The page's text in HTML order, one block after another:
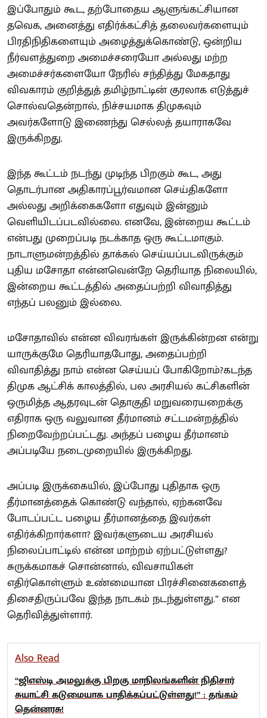
இப்போதும் கூட, தற்போதைய ஆளுங்கட்சியான
தவெக, அனைத்து எதிர்க்கட்சித் தலைவர்களையும்
பிரதிநிதிகளையும் அழைத்துக்கொண்டு, ஒன்றிய
நீர்வளத்துறை அமைச்சரையோ அல்லது மற்ற
அமைச்சர்களையோ நேரில் சந்தித்து மேகதாது
விவகாரம் குறித்துத் தமிழ்நாட்டின் குரலாக எடுத்துச்
சொல்வதென்றால், நிச்சயமாக திமுகவும்
அவர்களோடு இணைந்து செல்லத் தயாராகவே
இருக்கிறது.
இந்த கூட்டம் நடந்து முடிந்த பிறகும் கூட, அது
தொடர்பான அதிகாரப்பூர்வமான செய்திகளோ
அல்லது அறிக்கைகளோ எதுவும் இன்னும்
வெளியிடப்படவில்லை. எனவே, இன்றைய கூட்டம்
என்பது முறைப்படி நடக்காத ஒரு கூட்டமாகும்.
நாடாளுமன்றத்தில் தாக்கல் செய்யப்படவிருக்கும்
புதிய மசோதா என்னவென்றே தெரியாத நிலையில்,
இன்றைய கூட்டத்தில் அதைப்பற்றி விவாதித்து
எந்தப் பலனும் இல்லை.
மசோதாவில் என்ன விவரங்கள் இருக்கின்றன என்று
யாருக்குமே தெரியாதபோது, அதைப்பற்றி
விவாதித்து நாம் என்ன செய்யப் போகிறோம்?கடந்த
திமுக ஆட்சிக் காலத்தில், பல அரசியல் கட்சிகளின்
ஒருமித்த ஆதரவுடன் தொகுதி மறுவரையறைக்கு
எதிராக ஒரு வலுவான தீர்மானம் சட்டமன்றத்தில்
நிறைவேற்றப்பட்டது. அந்தப் பழைய தீர்மானம்
அப்படியே நடைமுறையில் இருக்கிறது.
அப்படி இருக்கையில், இப்போது புதிதாக ஒரு
தீர்மானத்தைக் கொண்டு வந்தால், ஏற்கனவே
போடப்பட்ட பழைய தீர்மானத்தை இவர்கள்
எதிர்க்கிறார்களா? இவர்களுடைய அரசியல்
நிலைப்பாட்டில் என்ன மாற்றம் ஏற்பட்டுள்ளது?
சுருக்கமாகச் சொன்னால், விவசாயிகள்
எதிர்கொள்ளும் உண்மையான பிரச்சினைகளைத்
திசைதிருப்பவே இந்த நாடகம் நடந்துள்ளது.” என
தெரிவித்துள்ளார்.
Also Read
“ஜிஎஸ்டி அமலுக்கு பிறகு மாநிலங்களின் நிதிசார்
சுயாட்சி கடுமையாக பாதிக்கப்பட்டுள்ளது!” : தங்கம்
தென்னரசு!